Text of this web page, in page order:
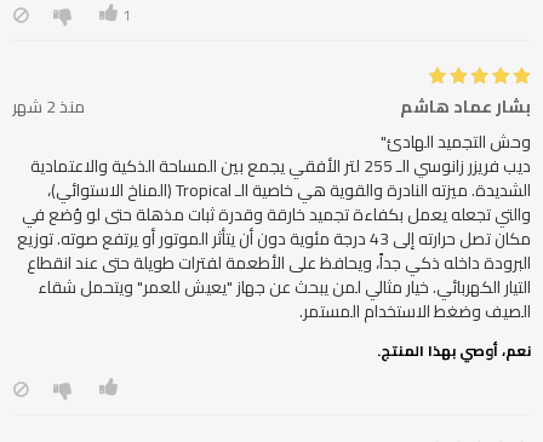
1
بشار عماد هاشم
منذ 2 شهر
ديب فريزر زانوسي الـ 255 لتر الأفقي يجمع بين المساحة الذكية والاعتمادية
الشديدة. ميزته النادرة والقوية هي خاصية الـ Tropical (المناخ الاستوائي)،
والتي تجعله يعمل بكفاءة تجميد خارقة وقدرة ثبات مذهلة حتى لو وُضع في
مكان تصل حرارته إلى 43 درجة مئوية دون أن يتأثر الموتور أو يرتفع صوته. توزيع
البرودة داخله ذكي جداً، ويحافظ على الأطعمة لفترات طويلة حتى عند انقطاع
التيار الكهربائي. خيار مثالي لمن يبحث عن جهاز "يعيش للعمر" ويتحمل شقاء
الصيف وضغط الاستخدام المستمر.
نعم، أوصي بهذا المنتج.